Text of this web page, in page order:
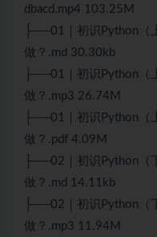
dbacd.mp4 103.25M
├──01｜初识Python（
做？.md 30.30kb
├──01｜初识Python（
做？.mp3 26.74M
├──01｜初识Python（
做？.pdf 4.09M
├──02｜初识Python（
做？.md 14.11kb
├──02｜初识Python（
做？.mp3 11.94M